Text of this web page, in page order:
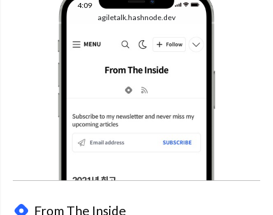
4:09
agiletalk.hashnode.dev
From The Inside